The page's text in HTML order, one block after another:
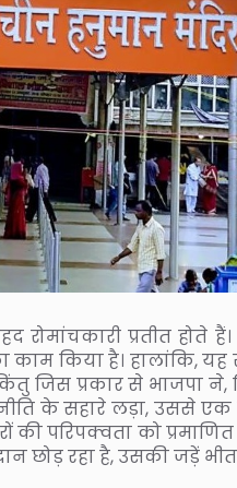
रोमांचकारी प्रतीत
काम किया है। हालांकि,
जिस प्रकार से भाजपा
के सहारे लड़ा, उससे
परिपक्वता को
रहा है, उसकी जड़ें